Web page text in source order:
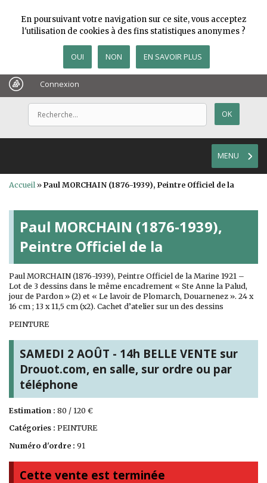
Connexion
MENU
Accueil» Paul MORCHAIN (1876-1939), Peintre Officiel de la
Paul MORCHAIN (1876-1939),
Peintre Officiel de la
Paul MORCHAIN (1876-1939), Peintre Officiel de la Marine 1921 –
Lot de 3 dessins dans le même encadrement « Ste Anne la Palud,
jour de Pardon » (2) et « Le lavoir de Plomarch, Douarnenez ». 24 x
16 cm ; 13 x 11,5 cm (x2). Cachet d’atelier sur un des dessins
PEINTURE
SAMEDI 2 AOÛT - 14h BELLE VENTE sur
Drouot.com, en salle, sur ordre ou par
téléphone
Estimation : 80 / 120 €
Catégories : PEINTURE
Numéro d'ordre : 91
Cette vente est terminée
En poursuivant votre navigation sur ce site, vous acceptez
l'utilisation de cookies à des fins statistiques anonymes ?
OUI NON EN SAVOIR PLUS